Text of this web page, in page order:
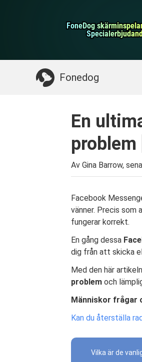
FoneDog
FoneDog
Fonedog
iPhone Cleaner
Något du kan behöva:
En
problem
Av Gina Barrow,
Facebook
vänner. Precis som
fungerar korrekt.
En gång dessa
dig från att skicka
Med den här
problem och
Människor frågar
Kan du återställa
Vilka är de